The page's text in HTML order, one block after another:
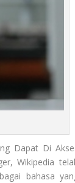
Dapat Di
Wikipedia
bahasa